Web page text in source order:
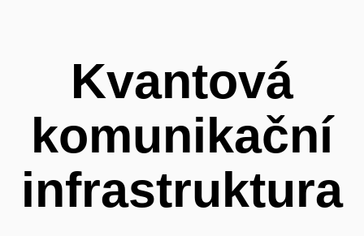
Kvantová
komunikační
infrastruktura